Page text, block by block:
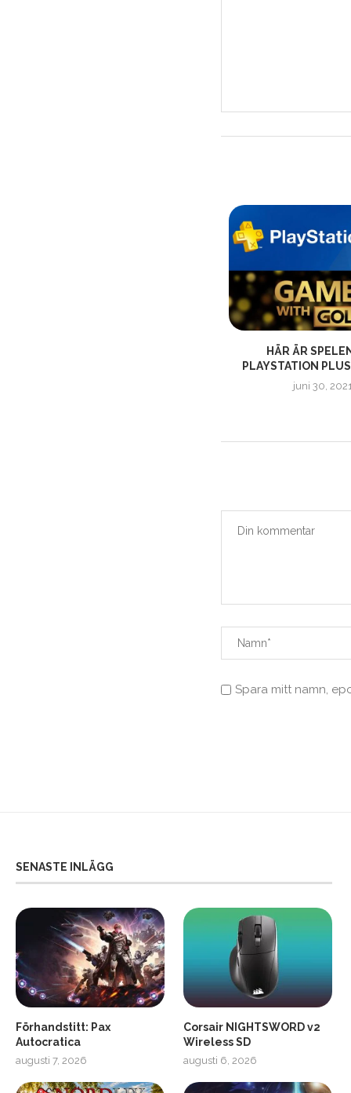
HÄR ÄR
PLAYSTATION
juni 30,
Spara mitt namn,
SENASTE INLÄGG
Förhandstitt: Pax
Autocratica
augusti 7, 2026
Corsair NIGHTSWORD v2
Wireless SD
augusti 6, 2026
Soundcore Liberty 5 Pro